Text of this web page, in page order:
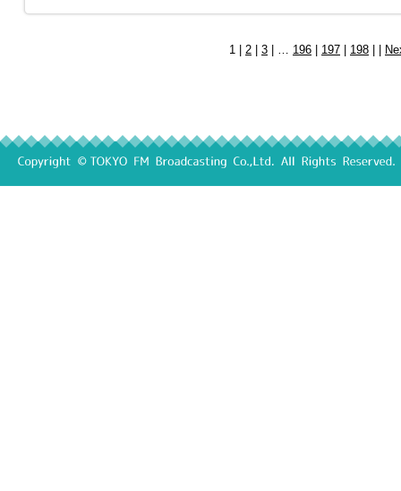
1 | 2 3 | … 196 197 198